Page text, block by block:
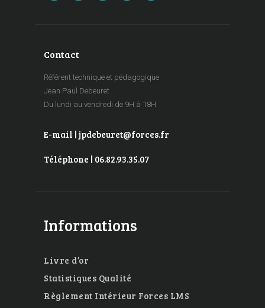
Contact
Référent technique et pédagogique
Jean Paul Debeuret
Du lundi au vendredi de 9H à 18H
E-mail | jpdebeuret@forces.fr
Téléphone | 06.82.93.35.07
Informations
Livre d’or
Statistiques Qualité
Règlement Intérieur Forces LMS